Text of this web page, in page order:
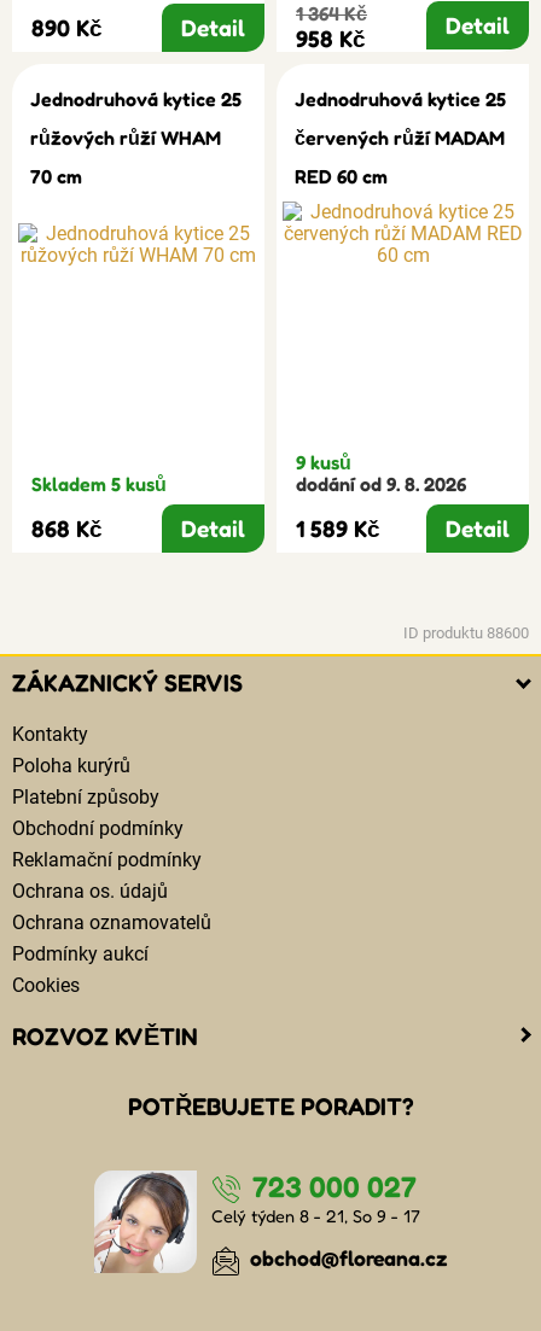
890 Kč Detail
1 364 Kč
958 Kč Detail
Jednodruhová kytice 25
růžových růží WHAM
70 cm
Skladem 5 kusů
868 Kč Detail
Jednodruhová kytice 25
červených růží MADAM
RED 60 cm
9 kusů
dodání od 9. 8. 2026
1 589 Kč Detail
ID produktu 88600
ZÁKAZNICKÝ SERVIS
Kontakty
Poloha kurýrů
Platební způsoby
Obchodní podmínky
Reklamační podmínky
Ochrana os. údajů
Ochrana oznamovatelů
Podmínky aukcí
Cookies
ROZVOZ KVĚTIN
Kam doručujeme květiny
Cena za doručení květin
Doručení květin sledujete online
Kdo jsou lidé, kteří doručují kytice
Odkud květiny doručujeme
POTŘEBUJETE PORADIT?
723 000 027
Celý týden 8 - 21, So 9 - 17
obchod@floreana.cz